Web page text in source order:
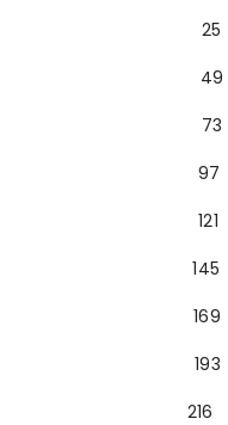
25
49
73
97
121
145
169
193
216